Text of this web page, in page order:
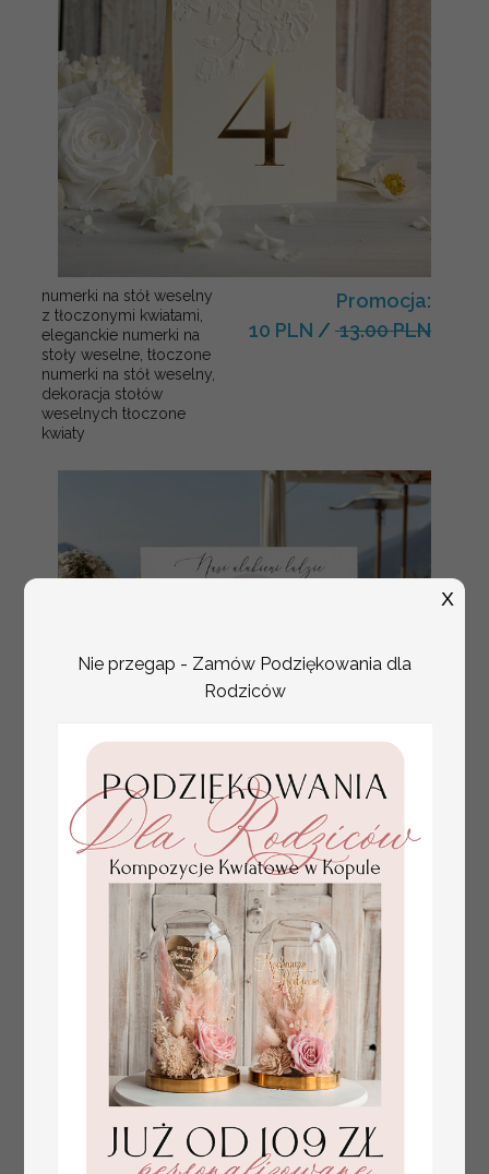
numerki na stół weselny
z tłoczonymi kwiatami,
eleganckie numerki na
stoły weselne, tłoczone
numerki na stół weselny,
dekoracja stołów
weselnych tłoczone
kwiaty
Promocja:
10 PLN / 13.00 PLN
plan stołów
weselnych
usadzenie gości na
weselu, tablica
informacyjna dla
gości weselnych,
plan stołów na
weselu ze zdjęciem
Pary Młodej, plan
usadzenia gości
weselnych
Promocja:
100 PLN/125.00 PLN
Nie przegap - Zamów Podziękowania dla
Rodziców
X